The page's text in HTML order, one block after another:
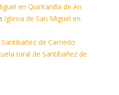
en Quintanilla de An
Iglesia de San Miguel en
de Carriedo
rural de Santibañez de